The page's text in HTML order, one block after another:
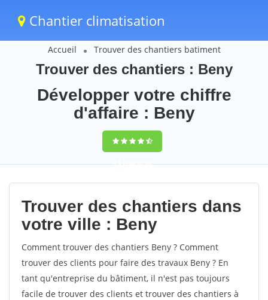
Chantier climatisation
Accueil Trouver des chantiers batiment
Trouver des chantiers : Beny
Développer votre chiffre
d'affaire : Beny
9,5(100%)60
votes
Trouver des chantiers dans
votre ville : Beny
Comment trouver des chantiers Beny ? Comment
trouver des clients pour faire des travaux Beny ? En
tant qu'entreprise du bâtiment, il n'est pas toujours
facile de trouver des clients et trouver des chantiers à